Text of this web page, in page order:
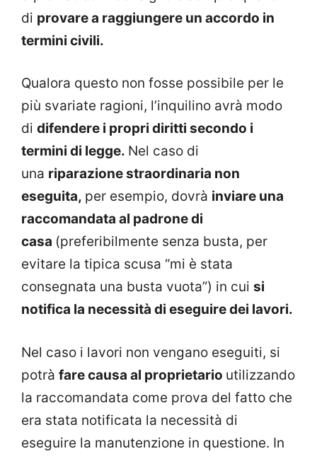
di provare a raggiungere un accordo in
termini civili.
Qualora questo non fosse possibile per le
più svariate ragioni, l’inquilino avrà modo
di difendere i propri diritti secondo i
termini di legge. Nel caso di
una riparazione straordinaria non
eseguita, per esempio, dovrà inviare una
raccomandata al padrone di
casa (preferibilmente senza busta, per
evitare la tipica scusa “mi è stata
consegnata una busta vuota”) in cui si
notifica la necessità di eseguire dei lavori.
Nel caso i lavori non vengano eseguiti, si
potrà fare causa al proprietario utilizzando
la raccomandata come prova del fatto che
era stata notificata la necessità di
eseguire la manutenzione in questione. In